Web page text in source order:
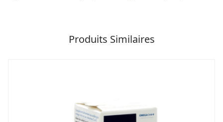
Produits Similaires